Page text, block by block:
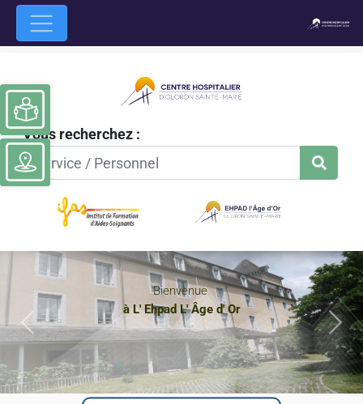
Vous recherchez :
Ouvrir la barre d’outils
Bienvenue
à L' Ehpad L' Âge d' Or
Previous